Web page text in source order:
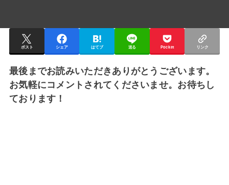
ポスト シェア はてブ 送る Pocket リンク
最後までお読みいただきありがとうございます。
お気軽にコメントされてくださいませ。お待ちし
ております！